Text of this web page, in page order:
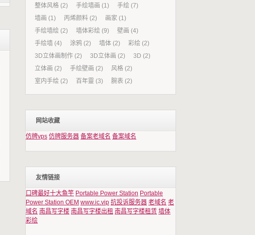
整体风格 (2) 手绘墙画 (1) 手绘 (7)
墙画 (1) 丙烯颜料 (2) 画家 (1)
手绘墙绘 (2) 墙体彩绘 (9) 壁画 (4)
手绘墙 (4) 涂鸦 (2) 墙体 (2) 彩绘 (2)
3D立体画制作 (2) 3D立体画 (2) 3D (2)
立体画 (2) 手绘壁画 (2) 风格 (2)
室内手绘 (2) 百年靈 (3) 腕表 (2)
网站收藏
仿牌vps 仿牌服务器 备案老域名 备案域名
友情链接
口碑最好十大鱼竿 Portable Power Station Portable
Power Station OEM www.ic.vip 抗投诉服务器 老域名 老
域名 南昌写字楼 南昌写字楼出租 南昌写字楼租赁 墙体
彩绘